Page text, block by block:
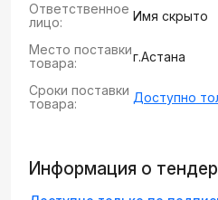
Ответственное
лицо:
Имя скрыто
Место поставки
товара:
г.Астана
Сроки поставки
товара:
Доступно
Информация о